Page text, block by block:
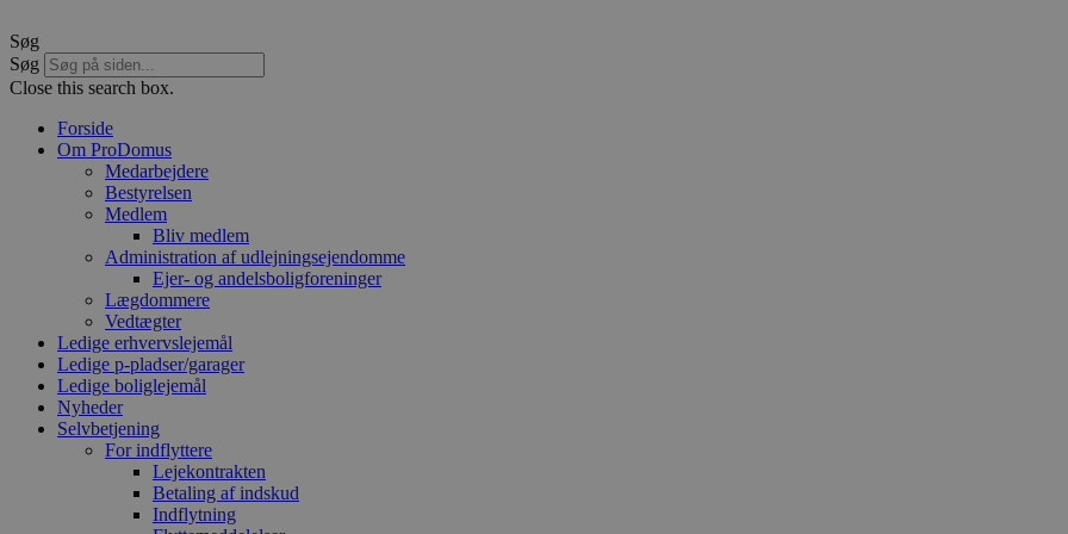
Søg
Søg
Close this search box.
Forside
Om ProDomus
Medarbejdere
Bestyrelsen
Medlem
Bliv medlem
Administration af udlejningsejendomme
Ejer- og andelsboligforeninger
Lægdommere
Vedtægter
Ledige erhvervslejemål
Ledige p-pladser/garager
Ledige boliglejemål
Nyheder
Selvbetjening
For indflyttere
Lejekontrakten
Betaling af indskud
Indflytning